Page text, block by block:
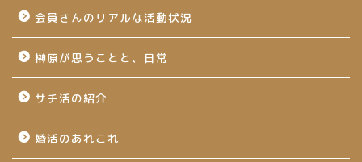
会員さんのリアルな活動状況
榊原が思うことと、日常
サチ活の紹介
婚活のあれこれ